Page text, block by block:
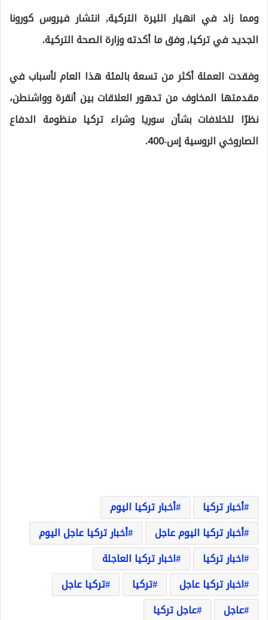
ومما زاد في انهيار الليرة التركية, انتشار فيروس كورونا
الجديد في تركيا, وفق ما أكدته وزارة الصحة التركية.
وفقدت العملة أكثر من تسعة بالمئة هذا العام لأسباب في
مقدمتها المخاوف من تدهور العلاقات بين أنقرة وواشنطن،
نظرًا للخلافات بشأن سوريا وشراء تركيا منظومة الدفاع
الصاروخي الروسية إس-400.
أخبار تركيا
أخبار تركيا اليوم
أخبار تركيا اليوم عاجل
أخبار تركيا عاجل اليوم
اخبار تركيا
اخبار تركيا العاجلة
اخبار تركيا عاجل
تركيا
تركيا عاجل
عاجل
عاجل تركيا